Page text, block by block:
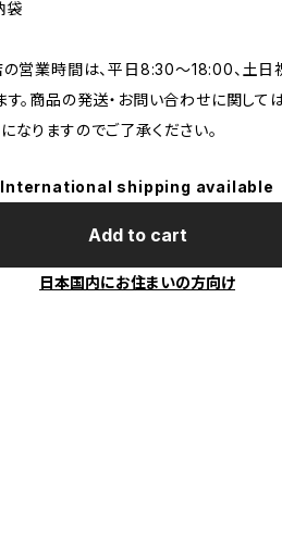
袋
の営業時間は、平日8:30～18:00、土日
す。商品の発送・お問い合わせに関して
なりますのでご了承ください。
International shipping available
Add to cart
日本国内にお住まいの方向け